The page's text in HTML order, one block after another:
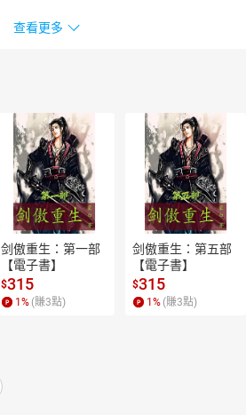
查看更多
剑傲重生：第一部
【電子書】
$315
1 % (賺3點)
剑傲重生：第五部
【電子書】
$315
1 % (賺3點)